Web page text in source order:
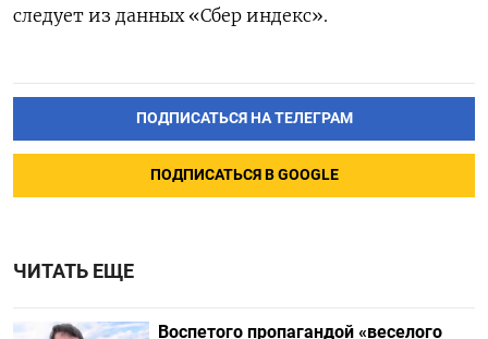
следует из данных «Сбер индекс».
ПОДПИСАТЬСЯ НА ТЕЛЕГРАМ
ПОДПИСАТЬСЯ В GOOGLE
ЧИТАТЬ ЕЩЕ
Воспетого пропагандой «веселого